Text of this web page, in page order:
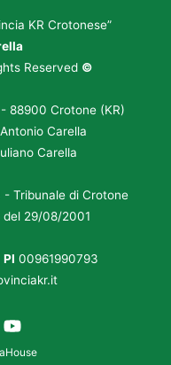
KR Crotonese”
Reserved ©
88900 Crotone (KR)
Antonio Carella
Carella
- Tribunale di Crotone
del 29/08/2001
PI 00961990793